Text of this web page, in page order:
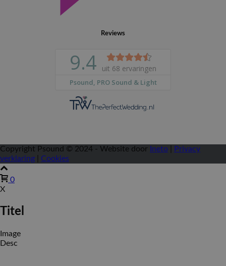
Reviews
Copyright Psound © 2024 - Website door Ineto
Privacy
verklaring
Cookies
0
X
Titel
Image
Desc